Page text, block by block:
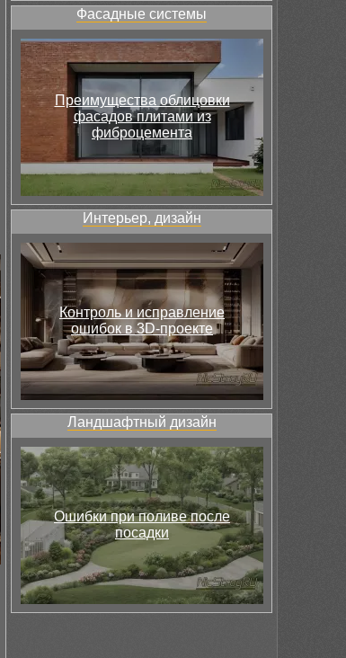
Фасадные системы
Преимущества облицовки
фасадов плитами из
фиброцемента
Интерьер, дизайн
Контроль и исправление
ошибок в 3D-проекте
Ландшафтный дизайн
Ошибки при поливе после
посадки